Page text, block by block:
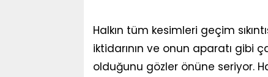
Halkın tüm kesimleri geçim
iktidarının ve onun aparatı gibi
olduğunu gözler önüne seriyor.